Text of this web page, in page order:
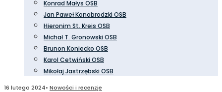
Konrad Małys OSB
Jan Paweł Konobrodzki OSB
Hieronim St. Kreis OSB
Michał T. Gronowski OSB
Brunon Koniecko OSB
Karol Cetwiński OSB
Mikołaj Jastrzębski OSB
16 lutego 2024• Nowości i recenzje